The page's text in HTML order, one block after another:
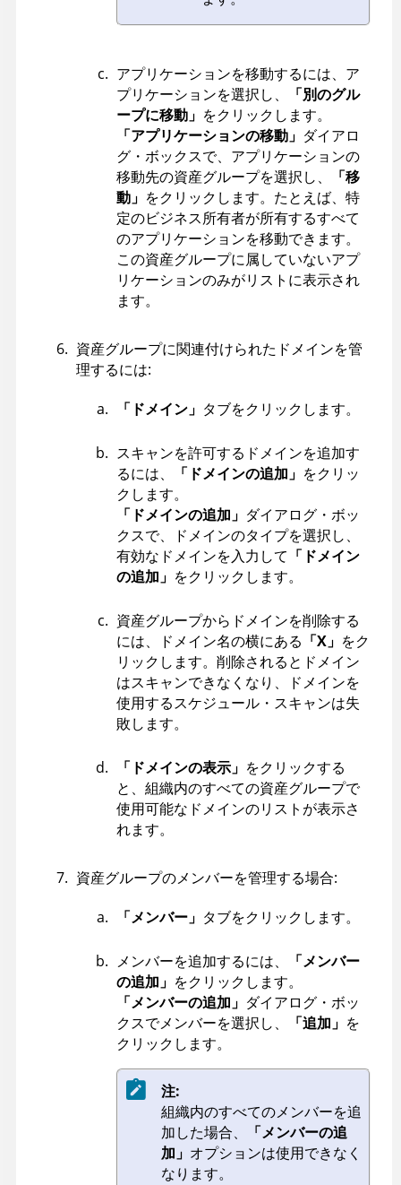
アプリケーションを移動するには、ア
プリケーションを選択し、
「別のグル
ープに移動」 をクリックします。
「アプリケーションの移動」 ダイアロ
グ・ボックスで、アプリケーションの
移動先の資産グループを選択し、
「移
動」 をクリックします。たとえば、特
定のビジネス所有者が所有するすべて
のアプリケーションを移動できます。
この資産グループに属していないアプ
リケーションのみがリストに表示され
ます。
資産グループに関連付けられたドメインを管
理するには:
「ドメイン」 タブをクリックします。
スキャンを許可するドメインを追加す
るには、
「ドメインの追加」 をクリッ
クします。
「ドメインの追加」 ダイアログ・ボッ
クスで、ドメインのタイプを選択し、
有効なドメインを入力して 「ドメイン
の追加」 をクリックします。
資産グループからドメインを削除する
には、ドメイン名の横にある 「X」 をク
リックします。削除されるとドメイン
はスキャンできなくなり、ドメインを
使用するスケジュール・スキャンは失
敗します。
「ドメインの表示」 をクリックする
と、組織内のすべての資産グループで
使用可能なドメインのリストが表示さ
れます。
資産グループのメンバーを管理する場合:
「メンバー」 タブをクリックします。
メンバーを追加するには、
「メンバー
の追加」 をクリックします。
「メンバーの追加」 ダイアログ・ボッ
クスでメンバーを選択し、
「追加」 を
クリックします。
注:
組織内のすべてのメンバーを追
加した場合、
「メンバーの追
加」 オプションは使用できなく
なります。